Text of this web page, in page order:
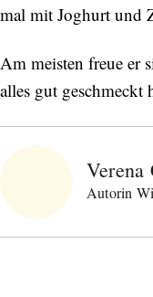
mal mit Joghurt und
Am meisten freue er
alles gut
Verena
Autorin